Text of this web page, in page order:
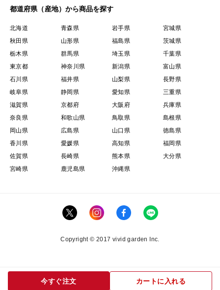
今すぐ注文 カートに入れる
都道府県（産地）から商品を探す
北海道 青森県 岩手県
宮城県
秋田県
山形県 福島県
茨城県
栃木県
群馬県 埼玉県
千葉県
東京都
神奈川県 新潟県
富山県
石川県
福井県 山梨県
長野県
岐阜県
静岡県 愛知県
三重県
滋賀県
京都府 大阪府
兵庫県
奈良県
和歌山県 鳥取県
島根県
岡山県
広島県 山口県
徳島県
香川県
愛媛県 高知県
福岡県
佐賀県
長崎県 熊本県
大分県
宮崎県
鹿児島県 沖縄県
Copyright © 2017 vivid garden Inc.